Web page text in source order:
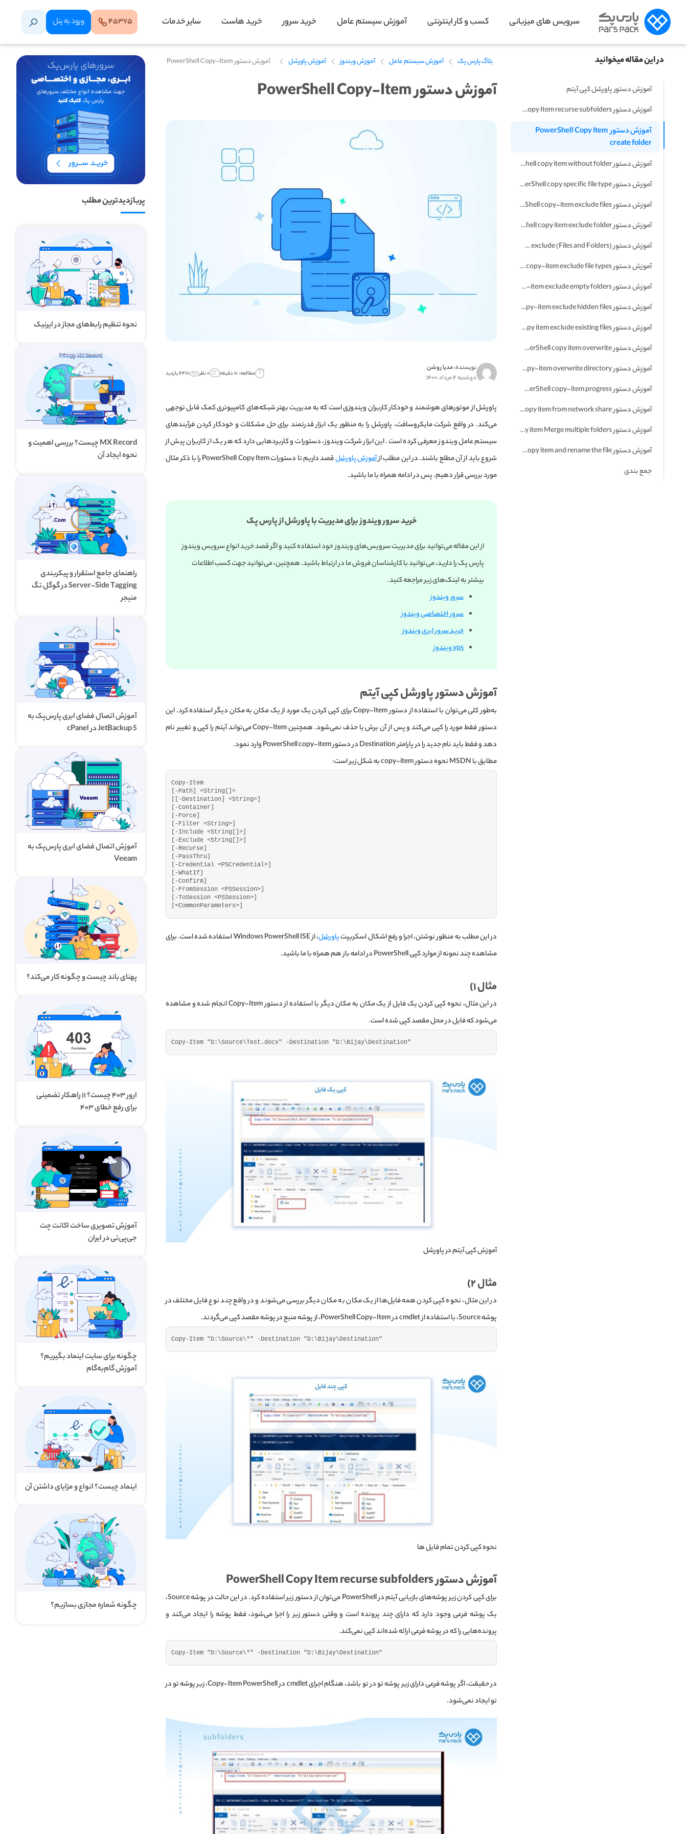
سرویس های میزبانی کسب و کار اینترنتی آموزش سیستم عامل خرید سرور خرید هاست سایر خدمات ۴۵۳۷۵ ورود‌ به‌ پنل
بلاگ پارس پک آموزش سیستم عامل آموزش ویندوز آموزش پاورشل آموزش دستور PowerShell Copy-Item
آموزش دستور PowerShell Copy-Item
نویسنده:مدیا روشن
دوشنبه ۴ مرداد ۱۴۰۰
مطالعه: ۱۰ دقیقه ۰ نظر ۴۴۷۱ بازدید
در این مقاله میخوانید
آموزش دستور پاورشل کپی آیتم
آموزش دستور PowerShell Copy Item recurse subfolders
آموزش دستور PowerShell Copy Item
create folder
آموزش دستور PowerShell copy item without folder
آموزش دستور PowerShell copy specific file type
آموزش دستور PowerShell copy-item exclude files
آموزش دستور PowerShell copy item exclude folder
آموزش دستور PowerShell copy item exclude (Files and Folders)
آموزش دستور PowerShell copy-item exclude file types
آموزش دستور PowerShell copy-item exclude empty folders
آموزش دستور PowerShell copy-item exclude hidden files
آموزش دستور PowerShell copy item exclude existing files
آموزش دستور PowerShell copy item overwrite
آموزش دستور PowerShell copy-item overwrite directory
آموزش دستور PowerShell copy-item progress
آموزش دستور PowerShell copy item from network share
آموزش دستور PowerShell copy item Merge multiple folders
آموزش دستور PowerShell copy item and rename the file
جمع بندی
پاورشل از موتورهای هوشمند و خودکار کاربران ویندوزی است که به مدیریت بهتر شبکه‌های کامپیوتری کمک قابل توجهی
می‌کند. در واقع شرکت مایکروسافت، پاورشل را به منظور یک ابزار قدرتمند برای حل مشکلات و خودکار کردن فرآیندهای
سیستم عامل ویندوز معرفی کرده است. این ابزار شرکت ویندوز، دستورات و کاربردهایی دارد که هر یک از کاربران پیش از
شروع باید از آن مطلع باشند. در این مطلب ازآموزش پاورشل
قصد داریم تا دستورات PowerShell Copy Item را با ذکر مثال
مورد بررسی قرار دهیم. پس در ادامه همراه با ما باشید.
خرید سرور ویندوز برای مدیریت با پاورشل از پارس پک
از این مقاله می‌‌توانید برای مدیریت سرویس‌های ویندوز خود استفاده کنید و اگر قصد خرید انواع سرویس ویندوز
پارس پک را دارید، می‌توانید با کارشناسان فروش ما در ارتباط باشید. همچنین، می‌توانید جهت کسب‌ اطلاعات
بیشتر به لینک‌های زیر مراجعه کنید.
سرور ویندوز
سرور اختصاصی ویندوز
خرید سرور ابری ویندوز
vps ویندوز
آموزش دستور پاورشل کپی آیتم
به‌طور کلی می‌توان با استفاده از دستور Copy-Item برای کپی کردن یک مورد از یک مکان به مکان دیگر استفاده کرد. این
دستور فقط مورد را کپی می‌کند و پس از آن برش یا حذف نمی‌شود. همچنین Copy-Item می‌تواند آیتم را کپی و تغییر نام
دهد و فقط باید نام جدید را در پارامتر Destination در دستور PowerShell copy-item وارد نمود.
مطابق با MSDN نحوه دستور copy-item به شکل زیر است:
Copy-Item
-Path <String []>
-Destination <String>]
-Container
-Force
-Filter <String>]
-Include <String []>]
-Exclude <String []>]
-Recurse
-PassThru
-Credential <PSCredential>]
-WhatIf
-Confirm
-FromSession <PSSession>]
-ToSession <PSSession>]
[<CommonParameters>]
در این مطلب به منظور نوشتن، اجرا و رفع اشکال اسکریپتپاورشل
، از Windows PowerShell ISE استفاده شده است. برای
مشاهده چند نمونه از موارد کپی PowerShell در ادامه باز هم همراه با ما باشید.
مثال ۱)
در این مثال، نحوه کپی کردن یک فایل از یک مکان به مکان دیگر با استفاده از دستور Copy-Item انجام شده و مشاهده
می‌شود که فایل در محل مقصد کپی شده است.
Copy-Item "D:\Source\Test.docx" -Destination "D:\Bijay\Destination"
آموزش کپی آیتم در پاورشل
مثال ۲)
در این مثال، نحوه کپی کردن همه فایل‌ها از یک مکان به مکان دیگر بررسی می‌شوند و در واقع چند نوع فایل مختلف در
پوشه Source، با استفاده از cmdlet در PowerShell Copy-Item، از پوشه منبع در پوشه مقصد کپی می‌گردند.
Copy-Item "D:\Source\*" -Destination "D:\Bijay\Destination"
نحوه کپی کردن تمام فایل ها
آموزش دستور PowerShell Copy Item recurse subfolders
برای کپی کردن زیر پوشه‌های بازیابی آیتم در PowerShell می‌توان از دستور زیر استفاده کرد. در این حالت در پوشه Source،
یک پوشه فرعی وجود دارد که دارای چند پرونده است و وقتی دستور زیر را اجرا می‌شود، فقط پوشه را ایجاد می‌کند و
پرونده‌هایی را که در پوشه فرعی ارائه شده‌اند کپی نمی‌کند.
Copy-Item "D:\Source\*" -Destination "D:\Bijay\Destination"
در حقیقت، اگر پوشه فرعی دارای زیر پوشه تو در تو باشد، هنگام اجرای cmdlet در Copy-Item PowerShell، زیر پوشه تو در
تو ایجاد نمی‌شود.
پربازدیدترین مطلب
نحوه تنظیم رابط‌های مجاز در ایرنیک
MX Record چیست؟ بررسی اهمیت و
نحوه ایجاد آن
راهنمای جامع استقرار و پیکربندی
Server-Side Tagging در گوگل تگ
منیجر
آموزش اتصال فضای ابری پارس‌پک به
JetBackup 5 در cPanel
آموزش اتصال فضای ابری پارس‌پک به
Veeam
پهنای باند چیست و چگونه کار می‌کند؟
ارور ۴۰۳ چیست؟ ۱۱ راهکار تضمینی
برای رفع خطای ۴۰۳
آموزش تصویری ساخت اکانت چت
جی‌پی‌تی در ایران
چگونه برای سایت اینماد بگیریم؟
آموزش گام‌به‌گام
اینماد چیست؟ انواع و مزایای داشتن آن
چگونه شماره مجازی بسازیم؟